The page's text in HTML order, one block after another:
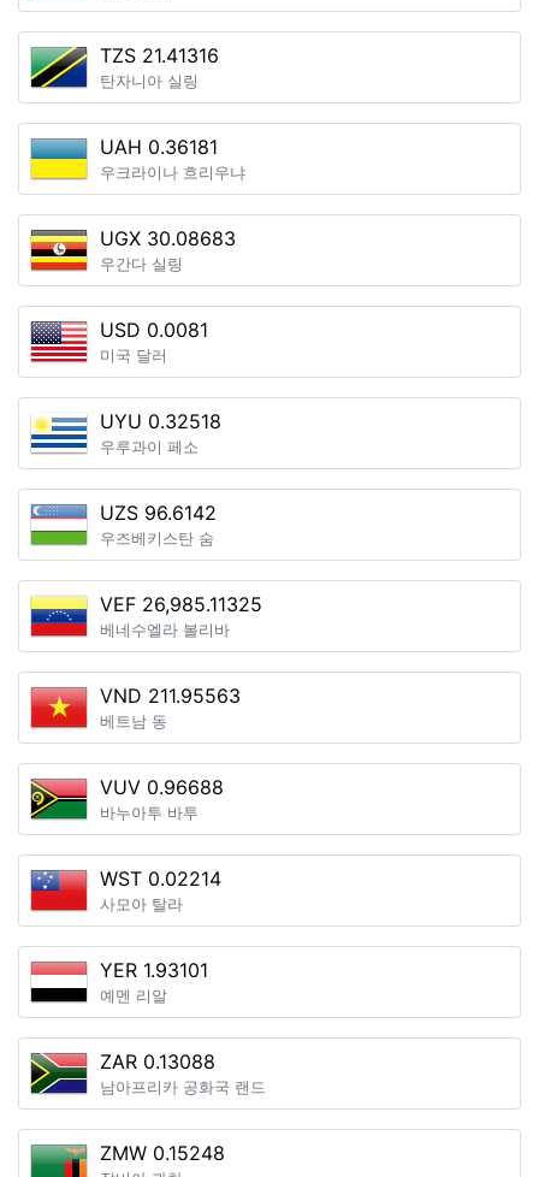
TZS 21.41316
탄자니아 실링
UAH 0.36181
우크라이나 흐리우냐
UGX 30.08683
우간다 실링
USD 0.0081
미국 달러
UYU 0.32518
우루과이 페소
UZS 96.6142
우즈베키스탄 숨
VEF 26,985.11325
베네수엘라 볼리바
VND 211.95563
베트남 동
VUV 0.96688
바누아투 바투
WST 0.02214
사모아 탈라
YER 1.93101
예멘 리알
ZAR 0.13088
남아프리카 공화국 랜드
ZMW 0.15248